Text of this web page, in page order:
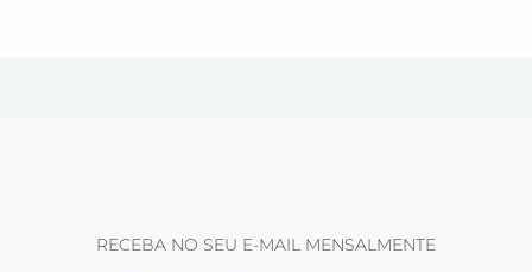
RECEBA NO SEU E-MAIL MENSALMENTE